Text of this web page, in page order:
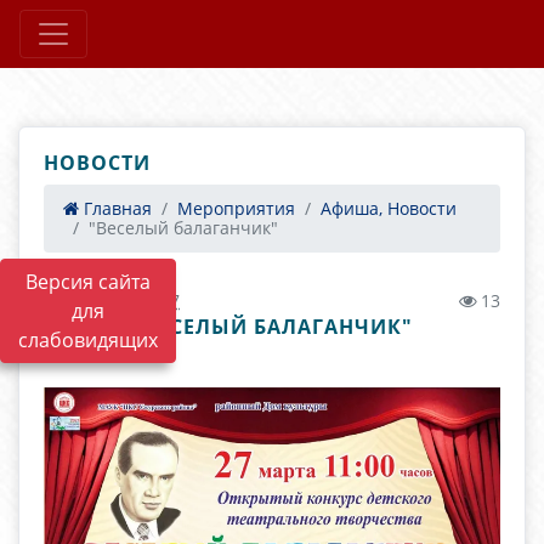
Версия сайта
для
слабовидящих
НОВОСТИ
Главная Мероприятия
Афиша, Новости
"Веселый балаганчик"
18.03.2021 11:37 13
"ВЕСЕЛЫЙ БАЛАГАНЧИК"